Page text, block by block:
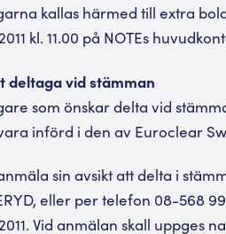
kallas härmed till extra
kl. 11.00 på NOTEs
deltaga vid stämman
som önskar delta vid
införd i den av Euroclear
sin avsikt att delta i
eller per telefon 08-568
Vid anmälan skall